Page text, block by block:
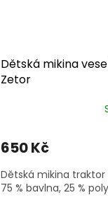
Dětská mikina
Zetor
650 Kč
Dětská mikina traktor
75 % bavlna, 25 %